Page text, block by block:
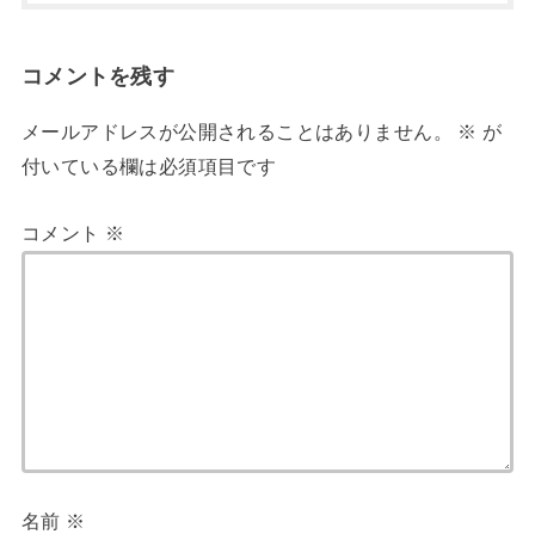
コメントを残す
メールアドレスが公開されることはありません。 ※ が
付いている欄は必須項目です
コメント ※
名前 ※